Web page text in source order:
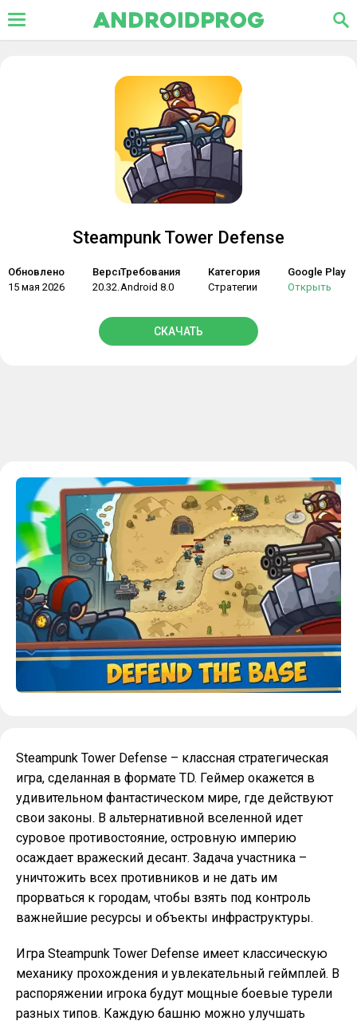
Steampunk Tower Defense
Обновлено
15 мая 2026
Версия
20.32.640
Требования
Android 8.0
Категория
Стратегии
Google Play
Открыть
СКАЧАТЬ
Steampunk Tower Defense – классная стратегическая
игра, сделанная в формате TD. Геймер окажется в
удивительном фантастическом мире, где действуют
свои законы. В альтернативной вселенной идет
суровое противостояние, островную империю
осаждает вражеский десант. Задача участника –
уничтожить всех противников и не дать им
прорваться к городам, чтобы взять под контроль
важнейшие ресурсы и объекты инфраструктуры.
Игра Steampunk Tower Defense имеет классическую
механику прохождения и увлекательный геймплей. В
распоряжении игрока будут мощные боевые турели
разных типов. Каждую башню можно улучшать